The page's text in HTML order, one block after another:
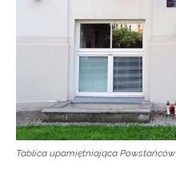
Tablica upamiętniająca Powstańców